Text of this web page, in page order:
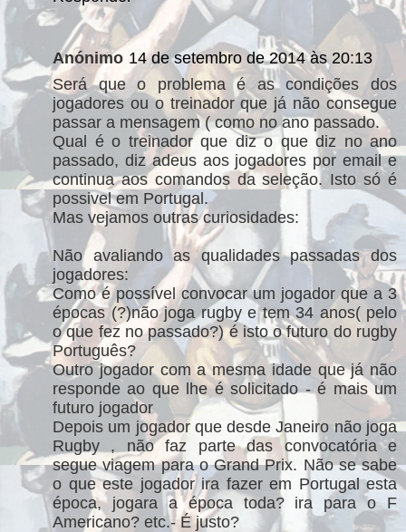
Anónimo 14 de setembro de 2014 às 20:13
Será que o problema é as condições dos
jogadores ou o treinador que já não consegue
passar a mensagem ( como no ano passado.
Qual é o treinador que diz o que diz no ano
passado, diz adeus aos jogadores por email e
continua aos comandos da seleção. Isto só é
possivel em Portugal.
Mas vejamos outras curiosidades:
Não avaliando as qualidades passadas dos
jogadores:
Como é possível convocar um jogador que a 3
épocas (?)não joga rugby e tem 34 anos( pelo
o que fez no passado?) é isto o futuro do rugby
Português?
Outro jogador com a mesma idade que já não
responde ao que lhe é solicitado - é mais um
futuro jogador
Depois um jogador que desde Janeiro não joga
Rugby , não faz parte das convocatória e
segue viagem para o Grand Prix. Não se sabe
o que este jogador ira fazer em Portugal esta
época, jogara a época toda? ira para o F
Americano? etc.- É justo?